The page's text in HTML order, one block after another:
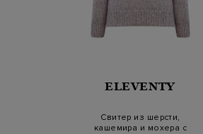
ELEVENTY
Свитер из шерсти,
кашемира и мохера с